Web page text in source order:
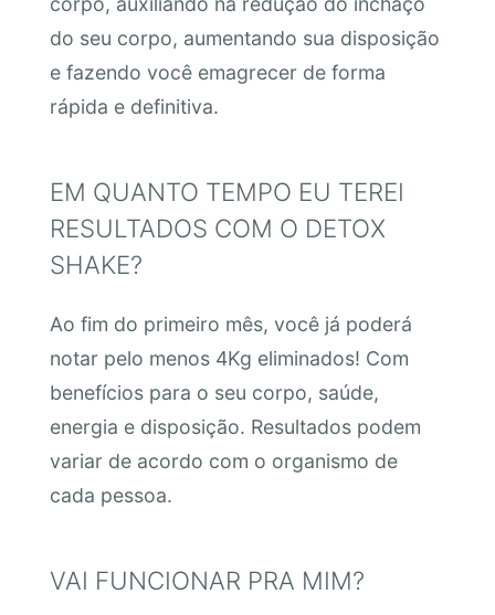
do seu corpo, aumentando sua disposição
e fazendo você emagrecer de forma
rápida e definitiva.
EM QUANTO TEMPO EU TEREI
RESULTADOS COM O DETOX
SHAKE?
Ao fim do primeiro mês, você já poderá
notar pelo menos 4Kg eliminados! Com
benefícios para o seu corpo, saúde,
energia e disposição. Resultados podem
variar de acordo com o organismo de
cada pessoa.
VAI FUNCIONAR PRA MIM?